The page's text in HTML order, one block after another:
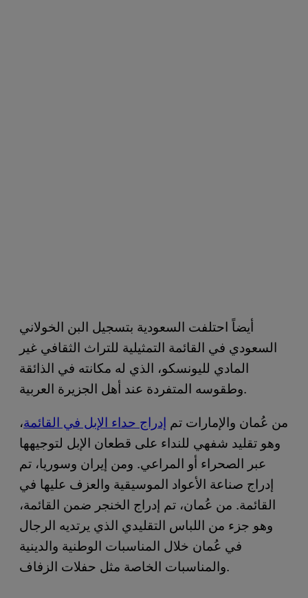
أيضاً احتلفت السعودية بتسجيل البن الخولاني
السعودي في القائمة التمثيلية للتراث الثقافي غير
المادي لليونسكو، الذي له مكانته في الذائقة
وطقوسه المتفردة عند أهل الجزيرة العربية.
من عُمان والإمارات تم إدراج حداء الإبل في القائمة،
وهو تقليد شفهي للنداء على قطعان الإبل لتوجيهها
عبر الصحراء أو المراعي. ومن إيران وسوريا، تم
إدراج صناعة الأعواد الموسيقية والعزف عليها في
القائمة. من عُمان، تم إدراج الخنجر ضمن القائمة،
وهو جزء من اللباس التقليدي الذي يرتديه الرجال
في عُمان خلال المناسبات الوطنية والدينية
والمناسبات الخاصة مثل حفلات الزفاف.